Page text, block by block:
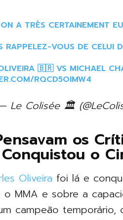
A TRÈS CERTAINEMENT
RAPPELEZ-VOUS DE CELUI
🇧🇷 VS MICHAEL
RQCD5OIMW4
— Le Colisée 🏛
os
o
Oliveira foi lá e
MMA e sobre a
campeão temporário,